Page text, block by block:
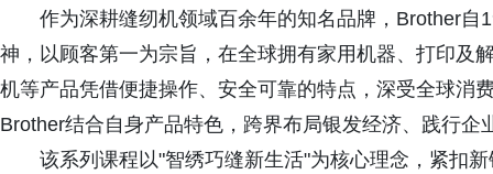
作为深耕缝纫机领域百余年的知名品牌，Brother
神，以顾客第一为宗旨，在全球拥有家用机器、打印及
机等产品凭借便捷操作、安全可靠的特点，深受全球消
Brother结合自身产品特色，跨界布局银发经济、践行企
该系列课程以"智绣巧缝新生活"为核心理念，紧扣